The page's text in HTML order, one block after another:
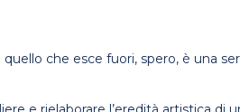
che esce fuori, spero, è una